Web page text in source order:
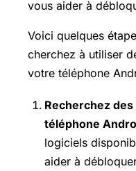
vous aider à
Voici quelques
cherchez à utiliser
votre téléphone
Recherchez
téléphone
logiciels
aider à